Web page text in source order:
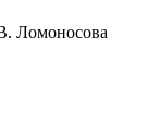
Ломоносова